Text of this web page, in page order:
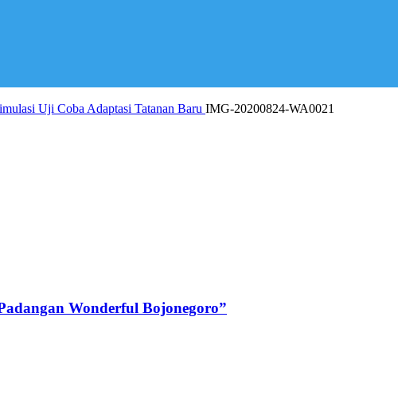
Uji Coba Adaptasi Tatanan Baru IMG-20200824-WA0021
Wonderful Bojonegoro”